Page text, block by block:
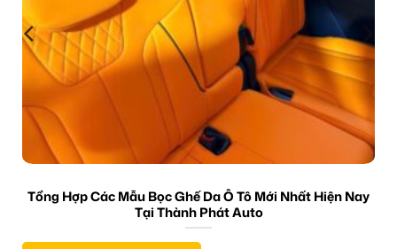
Tổng Hợp Các Mẫu Bọc Ghế Da Ô Tô Mới Nhất Hiện Nay
Tại Thành Phát Auto